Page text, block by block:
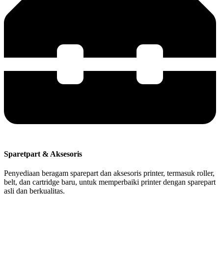
Sparetpart & Aksesoris
Penyediaan beragam sparepart dan aksesoris printer, termasuk roller,
belt, dan cartridge baru, untuk memperbaiki printer dengan sparepart
asli dan berkualitas.